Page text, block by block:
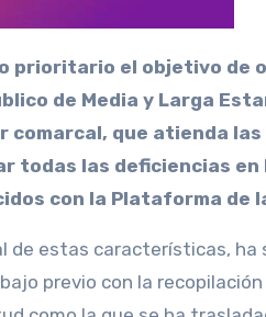
de Media y Larga
que atienda
todas las deficiencias
con la Plataforma de
de estas características,
previo con la